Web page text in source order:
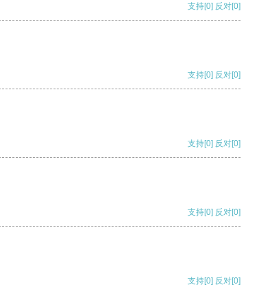
支持[0] 反对[0]
支持[0] 反对[0]
支持[0] 反对[0]
支持[0] 反对[0]
支持[0] 反对[0]